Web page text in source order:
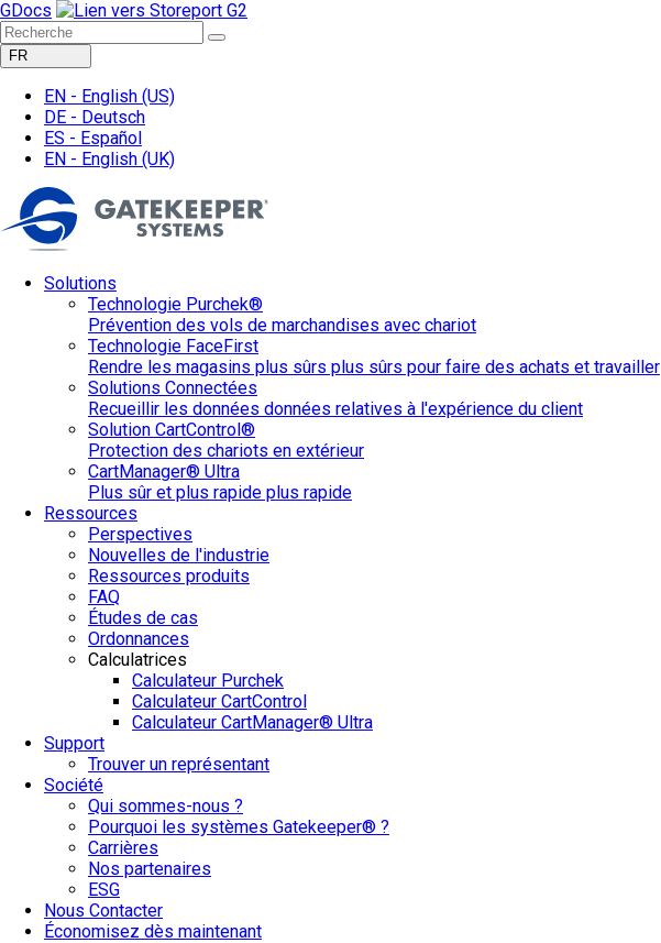
GDocs
FR
EN - English (US)
DE - Deutsch
ES - Español
EN - English (UK)
Solutions
Technologie Purchek®
Prévention des vols de marchandises avec chariot
Technologie FaceFirst
Rendre les magasins plus sûrs plus sûrs pour faire des achats et travailler
Solutions Connectées
Recueillir les données données relatives à l'expérience du client
Solution CartControl®
Protection des chariots en extérieur
CartManager® Ultra
Plus sûr et plus rapide plus rapide
Ressources
Perspectives
Nouvelles de l'industrie
Ressources produits
FAQ
Études de cas
Ordonnances
Calculatrices
Calculateur Purchek
Calculateur CartControl
Calculateur CartManager® Ultra
Support
Trouver un représentant
Société
Qui sommes-nous ?
Pourquoi les systèmes Gatekeeper® ?
Carrières
Nos partenaires
ESG
Nous Contacter
Économisez dès maintenant